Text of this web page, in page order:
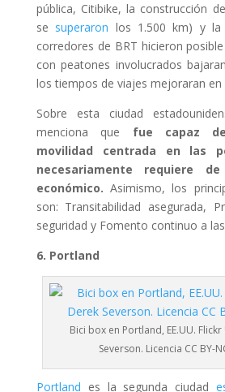
pública, Citibike, la construcción
se superaron los 1.500 km) y la
corredores de BRT hicieron
con peatones involucrados
los tiempos de viajes mejoraran en
Sobre esta ciudad
menciona que fue capaz
movilidad centrada en las
necesariamente requiere
económico.Asimismo, los
son: Transitabilidad asegurada,
seguridad y Fomento continuo a
6. Portland
Bici box en Portland, EE.UU.
Severson. Licencia CC BY-
Portland es la segunda ciudad